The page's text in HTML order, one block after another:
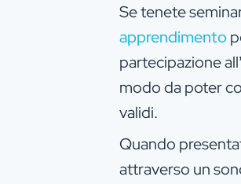
Se tenete
apprendimento
partecipazione
modo da poter
validi.
Quando
attraverso un